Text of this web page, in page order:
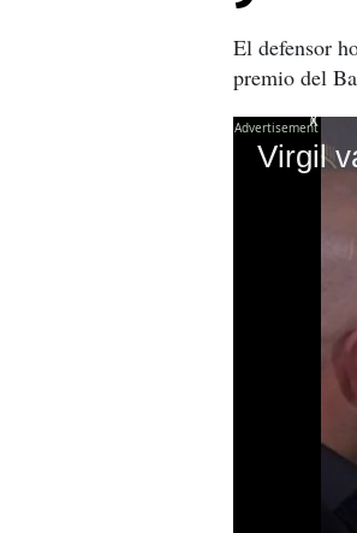
El defensor
premio del
Virgil
X
X